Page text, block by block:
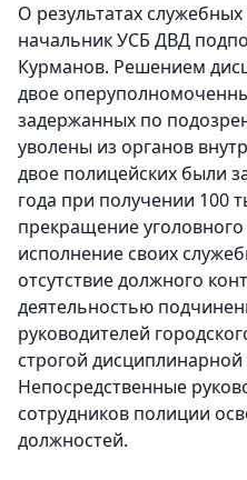
О результатах
начальник УСБ ДВД
Курманов. Решением
двое
задержанных по
уволены из органов
двое полицейских были
года при получении 100
прекращение
исполнение своих
отсутствие должного
деятельностью
руководителей
строгой дисциплинарной
Непосредственные
сотрудников полиции
должностей.